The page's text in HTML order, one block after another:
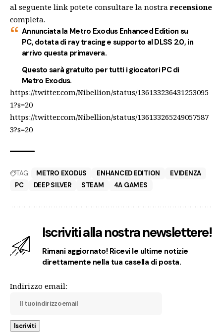
al seguente link potete consultare la nostrarecensione
completa.
Annunciata la Metro Exodus Enhanced Edition su
PC, dotata di ray tracing e supporto al DLSS 2.0, in
arrivo questa primavera.
Questo sarà gratuito per tutti i giocatori PC di
Metro Exodus.
https://twitter.com/Nibellion/status/136133236431253095
1?s=20
https://twitter.com/Nibellion/status/136133265249057587
3?s=20
TAG: METRO EXODUS ENHANCED EDITION
EVIDENZA
PC
DEEP SILVER STEAM 4A GAMES
Iscriviti alla nostra newslettere!
Rimani aggiornato! Ricevi le ultime notizie
direttamente nella tua casella di posta.
Indirizzo email: